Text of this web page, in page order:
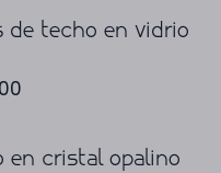
de techo en vidrio
en cristal opalino